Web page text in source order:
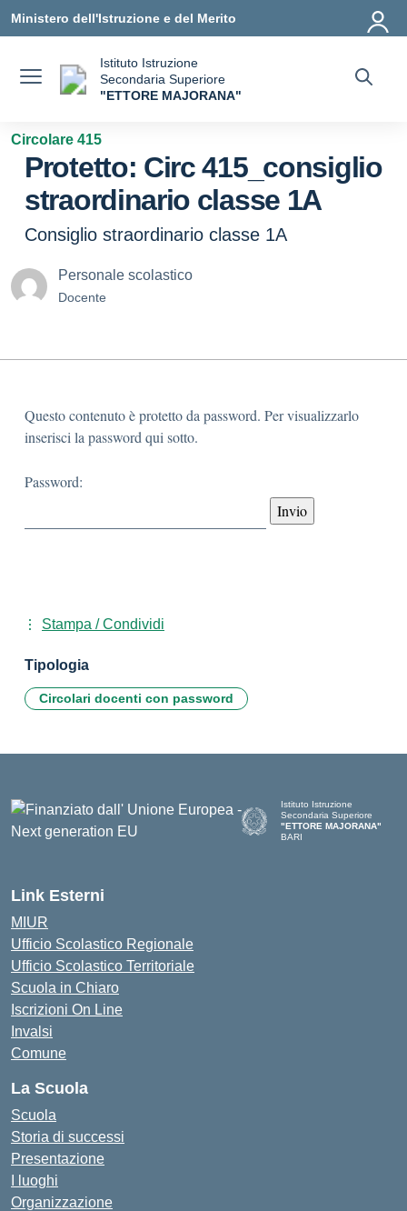
Ministero dell'Istruzione e del Merito
Istituto Istruzione
Secondaria Superiore
"ETTORE MAJORANA"
Circolare 415
Protetto: Circ 415_consiglio
straordinario classe 1A
Consiglio straordinario classe 1A
Personale scolastico
Docente
Questo contenuto è protetto da password. Per visualizzarlo
inserisci la password qui sotto.
Password:
Stampa / Condividi
Tipologia
Circolari docenti con password
Istituto Istruzione
Secondaria Superiore
"ETTORE MAJORANA"
BARI
Link Esterni
MIUR
Ufficio Scolastico Regionale
Ufficio Scolastico Territoriale
Scuola in Chiaro
Iscrizioni On Line
Invalsi
Comune
La Scuola
Scuola
Storia di successi
Presentazione
I luoghi
Organizzazione